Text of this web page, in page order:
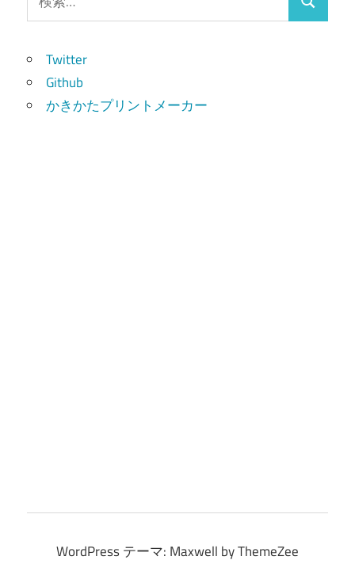
索:
検
Twitter
Github
かきかたプリントメーカー
WordPress テーマ: Maxwell by ThemeZee